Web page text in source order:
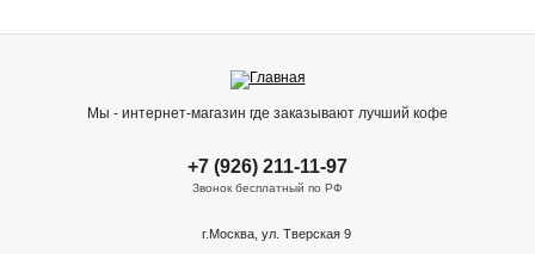
Мы - интернет-магазин где заказывают лучший кофе
+7 (926) 211-11-97
Звонок бесплатный по РФ
г.Москва, ул. Тверская 9